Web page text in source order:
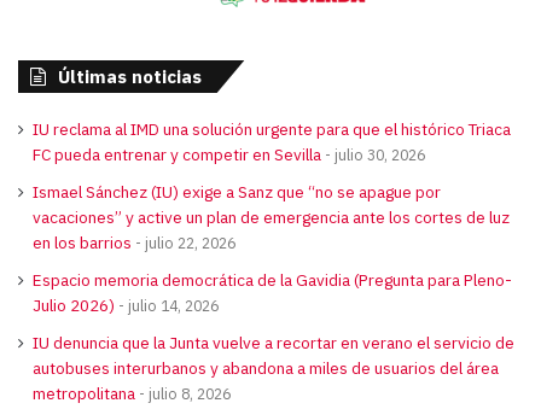
Últimas noticias
IU reclama al IMD una solución urgente para que el histórico Triaca
FC pueda entrenar y competir en Sevilla
julio 30, 2026
Ismael Sánchez (IU) exige a Sanz que “no se apague por
vacaciones” y active un plan de emergencia ante los cortes de luz
en los barrios
julio 22, 2026
Espacio memoria democrática de la Gavidia (Pregunta para Pleno-
Julio 2026)
julio 14, 2026
IU denuncia que la Junta vuelve a recortar en verano el servicio de
autobuses interurbanos y abandona a miles de usuarios del área
metropolitana
julio 8, 2026